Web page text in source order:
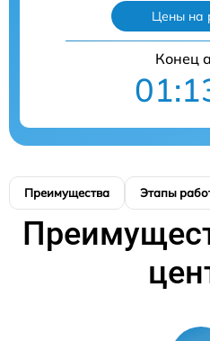
Цены на
Конец
Преимущества Этапы